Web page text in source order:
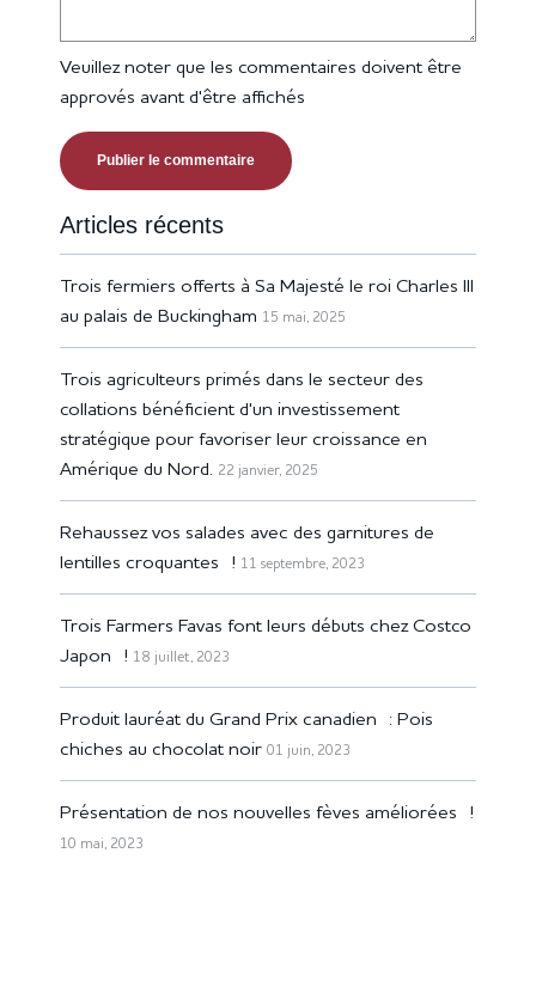
Veuillez noter que les commentaires doivent être
approvés avant d'être affichés
Articles récents
Trois fermiers offerts à Sa Majesté le roi Charles III
au palais de Buckingham 15 mai, 2025
Trois agriculteurs primés dans le secteur des
collations bénéficient d'un investissement
stratégique pour favoriser leur croissance en
Amérique du Nord. 22 janvier, 2025
Rehaussez vos salades avec des garnitures de
lentilles croquantes ! 11 septembre, 2023
Trois Farmers Favas font leurs débuts chez Costco
Japon ! 18 juillet, 2023
Produit lauréat du Grand Prix canadien : Pois
chiches au chocolat noir 01 juin, 2023
Présentation de nos nouvelles fèves améliorées !
10 mai, 2023